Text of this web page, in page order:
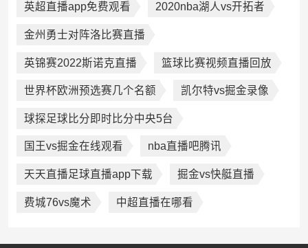
英超直播app免费观看 2020nba湖人vs开拓者
金州勇士对阵洛比赛直播
英锦赛2022斯诺克直播 篮球比赛视频直播回放
世界杯欧洲预选赛几个名额 凯尔特vs掘金录像
球探足球比分即时比分中央5台
国王vs掘金在线观看 nba直播吧腾讯
天天直播足球直播app下载 掘金vs快艇直播
费城76vs魔术 中超直播在哪看